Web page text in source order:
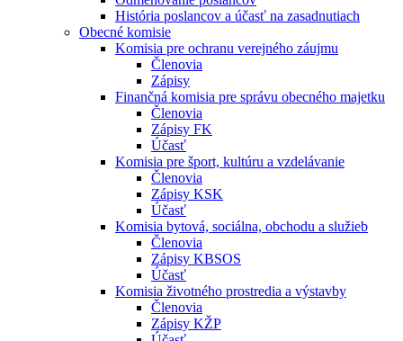
História poslancov a účasť na zasadnutiach
Obecné komisie
Komisia pre ochranu verejného záujmu
Členovia
Zápisy
Finančná komisia pre správu obecného majetku
Členovia
Zápisy FK
Účasť
Komisia pre šport, kultúru a vzdelávanie
Členovia
Zápisy KSK
Účasť
Komisia bytová, sociálna, obchodu a služieb
Členovia
Zápisy KBSOS
Účasť
Komisia životného prostredia a výstavby
Členovia
Zápisy KŽP